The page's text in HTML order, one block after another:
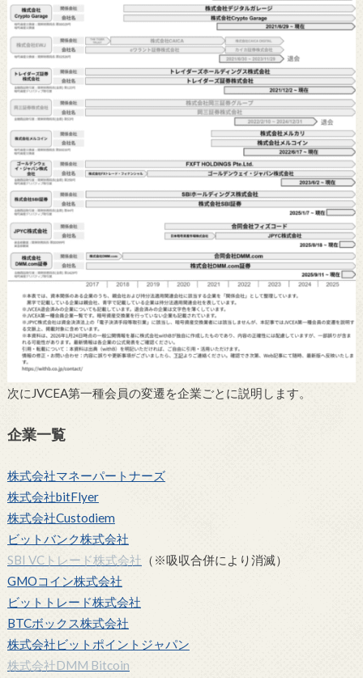
次にJVCEA第一種会員の変遷を企業ごとに説明します。
企業一覧
株式会社マネーパートナーズ
株式会社bitFlyer
株式会社Custodiem
ビットバンク株式会社
SBI VCトレード株式会社 （※吸収合併により消滅）
GMOコイン株式会社
ビットトレード株式会社
BTCボックス株式会社
株式会社ビットポイントジャパン
株式会社DMM Bitcoin